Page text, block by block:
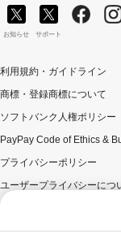
お知らせ サポート
利用規約・ガイドライン
商標・登録商標について
ソフトバンク人権ポリシー
PayPay Code of Ethics &
プライバシーポリシー
ユーザープライバシーにつ
ウェブサイト利用規約